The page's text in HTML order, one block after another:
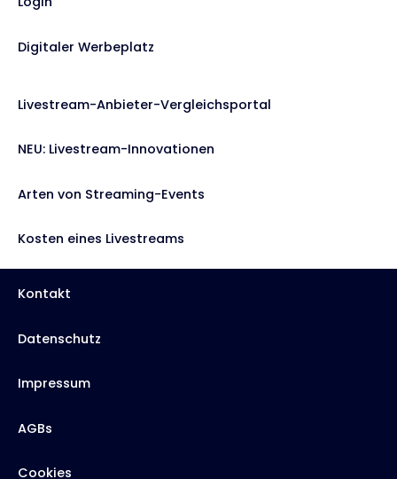
Digitaler Werbeplatz
Livestream-Anbieter-Vergleichsportal
NEU: Livestream-Innovationen
Arten von Streaming-Events
Kosten eines Livestreams
Kontakt
Datenschutz
Impressum
AGBs
Cookies